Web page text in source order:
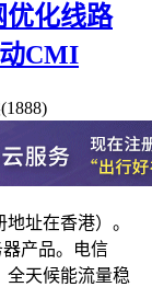
优化线路
CMI
址在香港）。
产品。电信
全天候能流量稳